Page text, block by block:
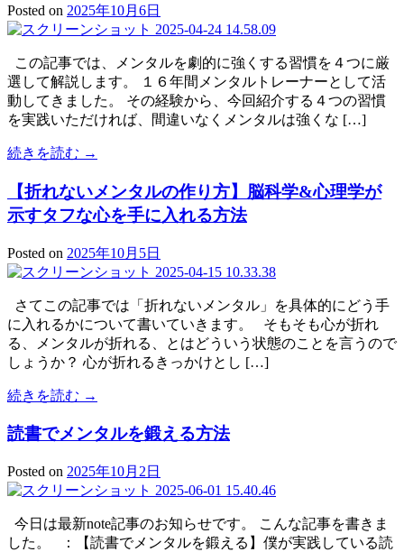
Posted on 2025年10月6日
この記事では、メンタルを劇的に強くする習慣を４つに厳
選して解説します。 １６年間メンタルトレーナーとして活
動してきました。 その経験から、今回紹介する４つの習慣
を実践いただければ、間違いなくメンタルは強くな […]
続きを読む →
【折れないメンタルの作り方】脳科学&心理学が
示すタフな心を手に入れる方法
Posted on 2025年10月5日
さてこの記事では「折れないメンタル」を具体的にどう手
に入れるかについて書いていきます。 そもそも心が折れ
る、メンタルが折れる、とはどういう状態のことを言うので
しょうか？ 心が折れるきっかけとし […]
続きを読む →
読書でメンタルを鍛える方法
Posted on 2025年10月2日
今日は最新note記事のお知らせです。 こんな記事を書きま
した。 ：【読書でメンタルを鍛える】僕が実践している読